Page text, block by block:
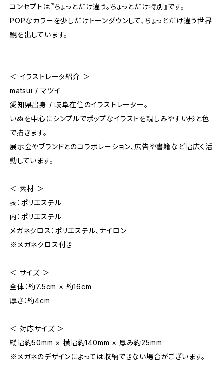
コンセプトは『ちょっとだけ違う。ちょっとだけ特別』です。
POPなカラーを少しだけトーンダウンして、ちょっとだけ違う世界
観を出しています。
＜ イラストレータ紹介 ＞
matsui / マツイ
愛知県出身 / 岐阜在住のイラストレーター。
いぬを中心にシンプルでポップなイラストを親しみやすい形と色
で描きます。
展示会やブランドとのコラボレーション、広告や書籍など幅広く活
動しています。
＜ 素材 ＞
表：ポリエステル
内：ポリエステル
メガネクロス：ポリエステル、ナイロン
※メガネクロス付き
＜ サイズ ＞
全体：約7.5cm × 約16cm
厚さ：約4cm
＜ 対応サイズ ＞
縦幅約50mm × 横幅約140mm × 厚み約25mm
※メガネのデザインによっては収納できない場合がございます。